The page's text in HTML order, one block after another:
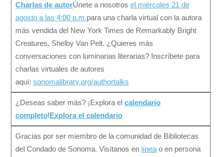
Charlas de autorÚnete a nosotros el miércoles 21 de
agosto a las 4:00 p.m.para una charla virtual con la autora
más vendida del New York Times de Remarkably Bright
Creatures, Shelby Van Pelt. ¿Quieres más
conversaciones con luminarias literarias? Inscríbete para
charlas virtuales de autores
aquí: sonomalibrary.org/authortalks
¿Deseas saber más? ¡Explora el calendario
completo!Explora el calendario
Gracias por ser miembro de la comunidad de Bibliotecas
del Condado de Sonoma. Visítanos en línea o en persona